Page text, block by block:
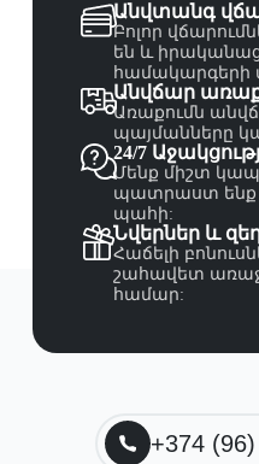
Անվտանգ
Բոլոր
են և
համակարգերի
Անվճար
Առաքումն
պայմանները
24/7
Մենք միշտ
պատրաստ ենք
պահի:
Նվերներ և
Հաճելի
շահավետ
համար:
+374